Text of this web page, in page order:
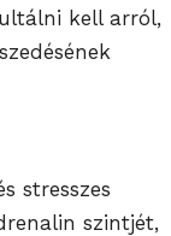
kell arról,
stresszes
szintjét,